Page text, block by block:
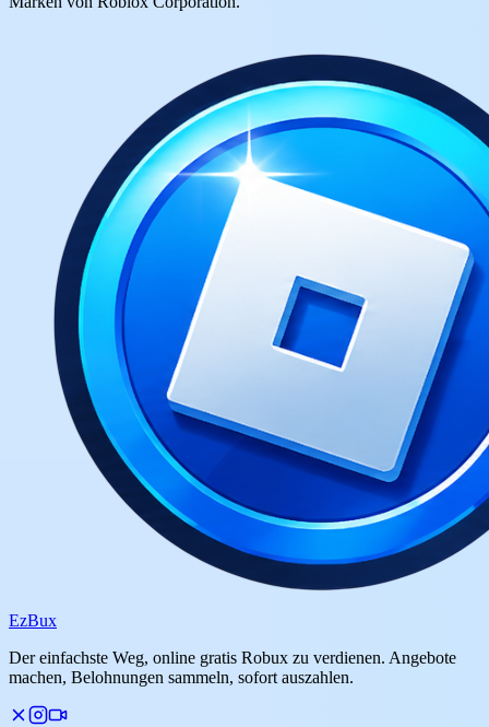
EzBux
Der einfachste Weg, online gratis Robux zu verdienen. Angebote
machen, Belohnungen sammeln, sofort auszahlen.